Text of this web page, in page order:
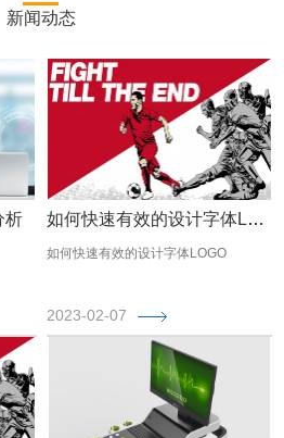
新闻动态
析 如何快速有效的设计字体LOGO
如何快速有效的设计字体LOGO
2023-02-07